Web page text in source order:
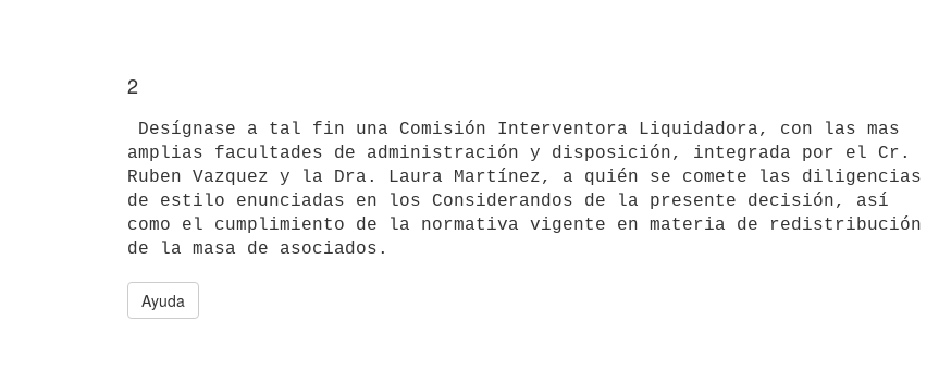
2
amplias facultades de administración y disposición, integrada por el Cr.
Ruben Vazquez y la Dra. Laura Martínez, a quién se comete las diligencias
de estilo enunciadas en los Considerandos de la presente decisión, así
como el cumplimiento de la normativa vigente en materia de redistribución
Ayuda